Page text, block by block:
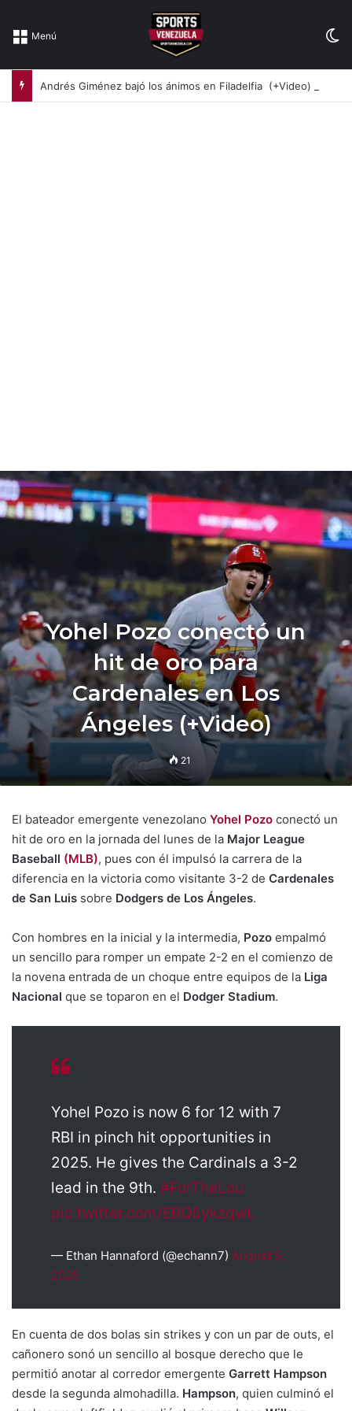
Menú
Andrés Giménez bajó los ánimos en Filadelfia (+Video)
Yohel Pozo conectó un
hit de oro para
Cardenales en Los
Ángeles (+Video)
21
El bateador emergente venezolano Yohel Pozo conectó un
hit de oro en la jornada del lunes de la Major League
Baseball (MLB), pues con él impulsó la carrera de la
diferencia en la victoria como visitante 3-2 de Cardenales
de San Luis sobre Dodgers de Los Ángeles.
Con hombres en la inicial y la intermedia, Pozo empalmó
un sencillo para romper un empate 2-2 en el comienzo de
la novena entrada de un choque entre equipos de la Liga
Nacional que se toparon en el Dodger Stadium.
Yohel Pozo is now 6 for 12 with 7
RBI in pinch hit opportunities in
2025. He gives the Cardinals a 3-2
lead in the 9th. #ForTheLou
pic.twitter.com/EBQ5ykzqwL
— Ethan Hannaford (@echann7) August 5,
2025
En cuenta de dos bolas sin strikes y con un par de outs, el
cañonero sonó un sencillo al bosque derecho que le
permitió anotar al corredor emergente Garrett Hampson
desde la segunda almohadilla. Hampson, quien culminó el